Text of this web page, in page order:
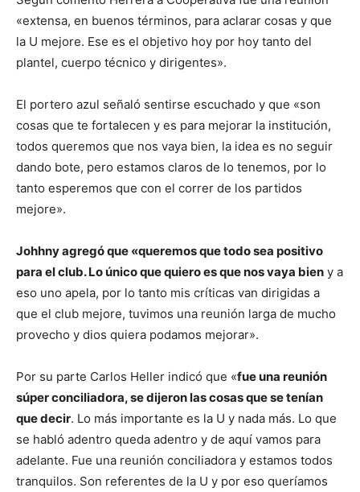
«extensa, en buenos términos, para aclarar cosas y que
la U mejore. Ese es el objetivo hoy por hoy tanto del
plantel, cuerpo técnico y dirigentes».
El portero azul señaló sentirse escuchado y que «son
cosas que te fortalecen y es para mejorar la institución,
todos queremos que nos vaya bien, la idea es no seguir
dando bote, pero estamos claros de lo tenemos, por lo
tanto esperemos que con el correr de los partidos
mejore».
Johhny agregó que «queremos que todo sea positivo
para el club. Lo único que quiero es que nos vaya bien y a
eso uno apela, por lo tanto mis críticas van dirigidas a
que el club mejore, tuvimos una reunión larga de mucho
provecho y dios quiera podamos mejorar».
Por su parte Carlos Heller indicó que «fue una reunión
súper conciliadora, se dijeron las cosas que se tenían
que decir. Lo más importante es la U y nada más. Lo que
se habló adentro queda adentro y de aquí vamos para
adelante. Fue una reunión conciliadora y estamos todos
tranquilos. Son referentes de la U y por eso queríamos